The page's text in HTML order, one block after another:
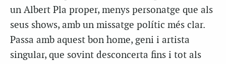
un Albert Pla proper, menys personatge que als
seus shows, amb un missatge polític més clar.
Passa amb aquest bon home, geni i artista
singular, que sovint desconcerta fins i tot als